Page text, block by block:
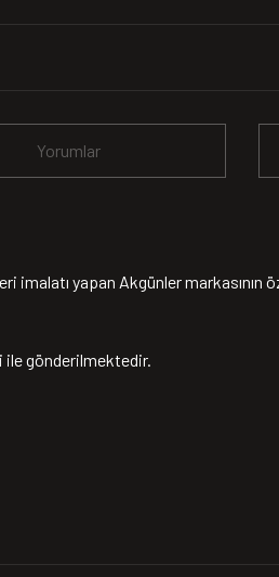
Yorumlar
imalatı yapan Akgünler
gönderilmektedir.